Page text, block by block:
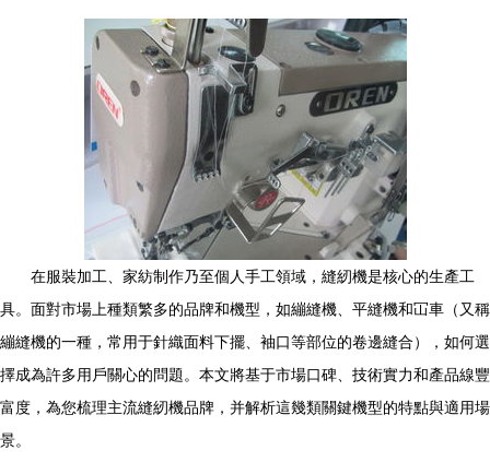
在服裝加工、家紡制作乃至個人手工領域，縫紉機是核心的生產工
具。面對市場上種類繁多的品牌和機型，如繃縫機、平縫機和冚車（又稱
繃縫機的一種，常用于針織面料下擺、袖口等部位的卷邊縫合），如何選
擇成為許多用戶關心的問題。本文將基于市場口碑、技術實力和產品線豐
富度，為您梳理主流縫紉機品牌，并解析這幾類關鍵機型的特點與適用場
景。